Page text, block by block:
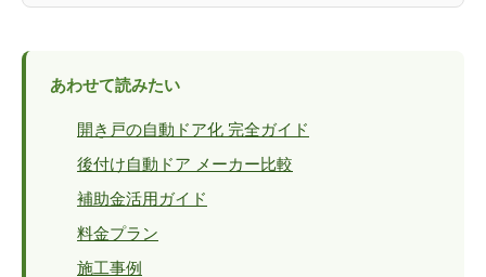
あわせて読みたい
開き戸の自動ドア化 完全ガイド
後付け自動ドア メーカー比較
補助金活用ガイド
料金プラン
施工事例